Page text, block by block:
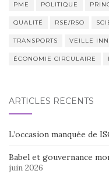
PME POLITIQUE
QUALITÉ RSE/RSO
TRANSPORTS VEILLE
ÉCONOMIE CIRCULAIRE
ARTICLES RÉCENTS
L’occasion manquée de
Babel et gouvernance
juin 2026